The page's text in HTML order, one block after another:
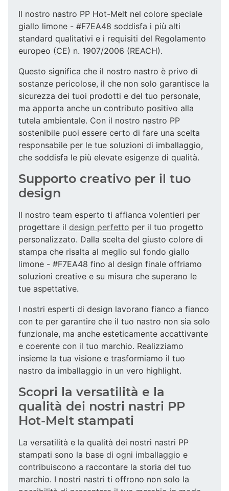
Il nostro nastro PP Hot-Melt nel colore speciale
giallo limone - #F7EA48 soddisfa i più alti
standard qualitativi e i requisiti del Regolamento
europeo (CE) n. 1907/2006 (REACH).
Questo significa che il nostro nastro è privo di
sostanze pericolose, il che non solo garantisce la
sicurezza dei tuoi prodotti e del tuo personale,
ma apporta anche un contributo positivo alla
tutela ambientale. Con il nostro nastro PP
sostenibile puoi essere certo di fare una scelta
responsabile per le tue soluzioni di imballaggio,
che soddisfa le più elevate esigenze di qualità.
Supporto creativo per il tuo
design
Il nostro team esperto ti affianca volentieri per
progettare il design perfetto per il tuo progetto
personalizzato. Dalla scelta del giusto colore di
stampa che risalta al meglio sul fondo giallo
limone - #F7EA48 fino al design finale offriamo
soluzioni creative e su misura che superano le
tue aspettative.
I nostri esperti di design lavorano fianco a fianco
con te per garantire che il tuo nastro non sia solo
funzionale, ma anche esteticamente accattivante
e coerente con il tuo marchio. Realizziamo
insieme la tua visione e trasformiamo il tuo
nastro da imballaggio in un vero highlight.
Scopri la versatilità e la
qualità dei nostri nastri PP
Hot-Melt stampati
La versatilità e la qualità dei nostri nastri PP
stampati sono la base di ogni imballaggio e
contribuiscono a raccontare la storia del tuo
marchio. I nostri nastri ti offrono non solo la